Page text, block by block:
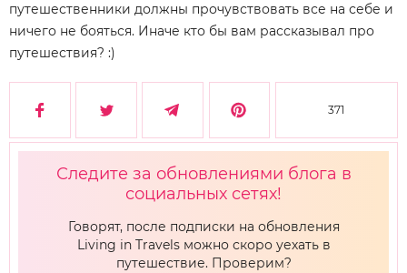
путешественники должны прочувствовать все на себе и
ничего не бояться. Иначе кто бы вам рассказывал про
путешествия? :)
371
Следите за обновлениями блога в
социальных сетях!
Говорят, после подписки на обновления
Living in Travels можно скоро уехать в
путешествие. Проверим?